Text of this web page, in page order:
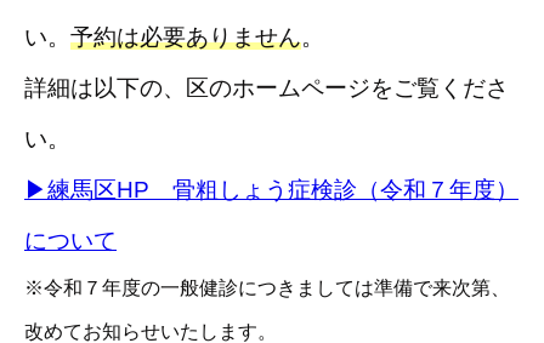
い。 予約は必要ありません。
詳細は以下の、区のホームページをご覧くださ
い。
▶練馬区HP 骨粗しょう症検診（令和７年度）
について
※令和７年度の一般健診につきましては準備で来次第、
改めてお知らせいたします。